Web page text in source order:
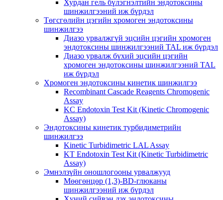
Хурдан гель бүлэгнэлтийн эндотоксины
шинжилгээний иж бүрдэл
Төгсгөлийн цэгийн хромоген эндотоксины
шинжилгээ
Диазо урвалжгүй эцсийн цэгийн хромоген
эндотоксины шинжилгээний TAL иж бүрдэл
Диазо урвалж бүхий эцсийн цэгийн
хромоген эндотоксины шинжилгээний TAL
иж бүрдэл
Хромоген эндотоксины кинетик шинжилгээ
Recombinant Cascade Reagents Chromogenic
Assay
KC Endotoxin Test Kit (Kinetic Chromogenic
Assay)
Эндотоксины кинетик турбидиметрийн
шинжилгээ
Kinetic Turbidimetric LAL Assay
KT Endotoxin Test Kit (Kinetic Turbidimetric
Assay)
Эмнэлзүйн оношлогооны урвалжууд
Мөөгөнцөр (1,3)-BD-глюканы
шинжилгээний иж бүрдэл